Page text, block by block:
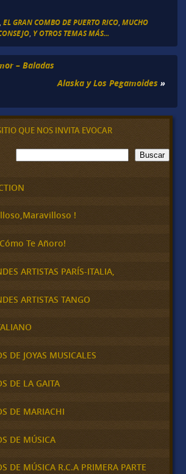
EL GRAN COMBO DE PUERTO RICO, MUCHO
, Y OTROS TEMAS MÁS...
– Baladas
Alaska y Los Pegamoides »
QUE NOS INVITA EVOCAR
B
u
c
a
Buscar
!
Te Añoro!
ARTISTAS PARÍS-ITALIA,
ARTISTAS TANGO
DE JOYAS MUSICALES
DE LA GAITA
DE MARIACHI
DE MÚSICA
DE MÚSICA R.C.A PRIMERA PARTE